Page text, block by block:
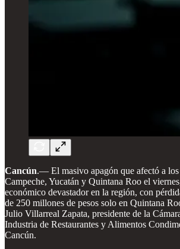
Cancún.— El masivo apagón que afectó a los
Campeche, Yucatán y Quintana Roo el
económico devastador en la región, con
de 250 millones de pesos solo en Quintana
Julio Villarreal Zapata, presidente de la
Industria de Restaurantes y Alimentos
Cancún.